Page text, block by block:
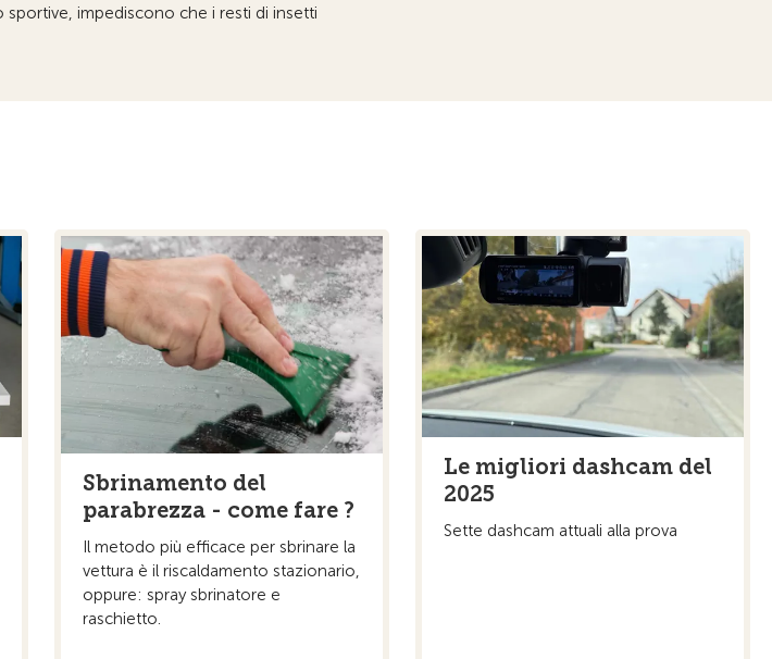
impediscono che i resti di insetti
Sbrinamento del
parabrezza - come fare ?
Il metodo più efficace per sbrinare la
vettura è il riscaldamento stazionario,
oppure: spray sbrinatore e
raschietto.
Le migliori dashcam del
2025
Sette dashcam attuali alla prova